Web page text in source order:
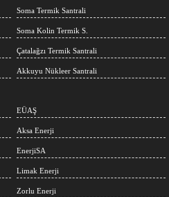
Soma Termik Santrali
Soma Kolin Termik S.
Çatalağzı Termik Santrali
Akkuyu Nükleer Santrali
EÜAŞ
Aksa Enerji
EnerjiSA
Limak Enerji
Zorlu Enerji